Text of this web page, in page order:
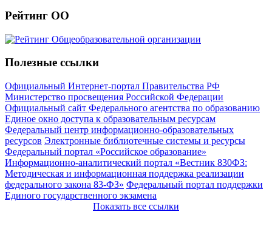
Рейтинг ОО
Полезные ссылки
Официальный Интернет-портал Правительства РФ
Министерство просвещения Российской Федерации
Официальный сайт Федерального агентства по образованию
Единое окно доступа к образовательным ресурсам
Федеральный центр информационно-образовательных
ресурсов Электронные библиотечные системы и ресурсы
Федеральный портал «Российское образование»
Информационно-аналитический портал «Вестник 830ФЗ:
Методическая и информационная поддержка реализации
федерального закона 83-ФЗ» Федеральный портал поддержки
Единого государственного экзамена
Показать все ссылки